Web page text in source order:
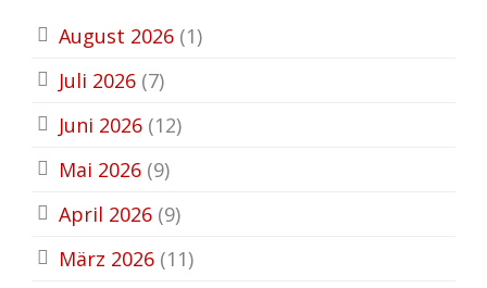
August 2026 (1)
Juli 2026 (7)
Juni 2026 (12)
Mai 2026 (9)
April 2026 (9)
März 2026 (11)